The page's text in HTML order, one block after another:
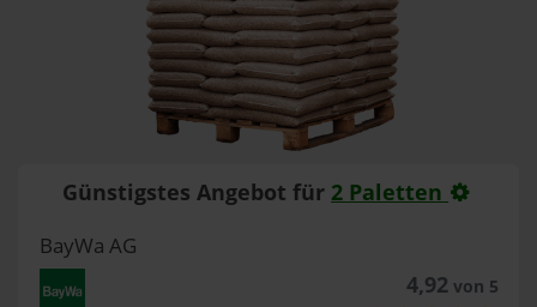
Günstigstes Angebot für 2 Paletten
BayWa AG
4,92von 5